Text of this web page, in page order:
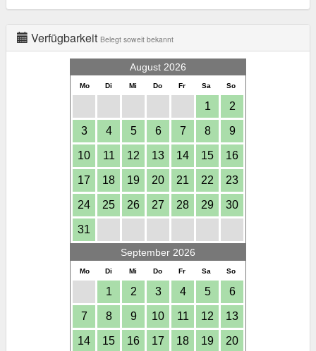
Verfügbarkeit Belegt soweit bekannt
August 2026
Mo Di Mi Do Fr Sa So
1 2
3 4 5 6 7 8 9
10 11 12 13 14 15 16
17 18 19 20 21 22 23
24 25 26 27 28 29 30
31
September 2026
Mo Di Mi Do Fr Sa So
1 2 3 4 5 6
7 8 9 10 11 12 13
14 15 16 17 18 19 20